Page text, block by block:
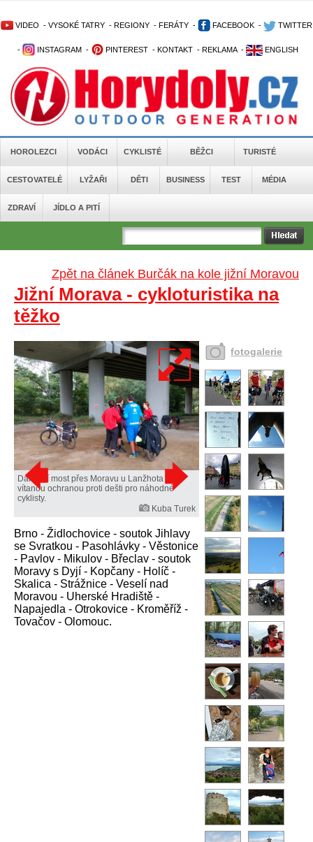
VIDEO - VYSOKÉ TATRY - REGIONY - FERÁTY - FACEBOOK - TWITTER
- INSTAGRAM - PINTEREST - KONTAKT - REKLAMA - ENGLISH
HOROLEZCI VODÁCI CYKLISTÉ BĚŽCI TURISTÉ
CESTOVATELÉ LYŽAŘI DĚTI BUSINESS TEST MÉDIA
ZDRAVÍ JÍDLO A PITÍ
Zpět na článek Burčák na kole jižní Moravou
Jižní Morava - cykloturistika na
těžko
Dálniční most přes Moravu u Lanžhota je
vítanou ochranou proti dešti pro náhodné
cyklisty.
Kuba Turek
Brno - Židlochovice - soutok Jihlavy
se Svratkou - Pasohlávky - Věstonice
- Pavlov - Mikulov - Břeclav - soutok
Moravy s Dyjí - Kopčany - Holíč -
Skalica - Strážnice - Veselí nad
Moravou - Uherské Hradiště -
Napajedla - Otrokovice - Kroměříž -
Tovačov - Olomouc.
fotogalerie